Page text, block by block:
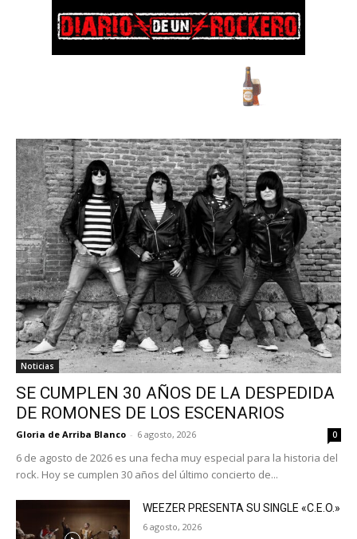
Noticias
SE CUMPLEN 30 AÑOS DE LA DESPEDIDA
DE ROMONES DE LOS ESCENARIOS
Gloria de Arriba Blanco - 6 agosto, 2026 0
6 de agosto de 2026 es una fecha muy especial para la historia del
rock. Hoy se cumplen 30 años del último concierto de...
WEEZER PRESENTA SU SINGLE «C.E.O.»
6 agosto, 2026